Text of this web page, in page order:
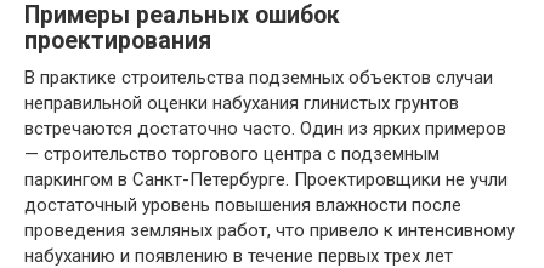
Примеры реальных ошибок
проектирования
В практике строительства подземных объектов случаи
неправильной оценки набухания глинистых грунтов
встречаются достаточно часто. Один из ярких примеров
— строительство торгового центра с подземным
паркингом в Санкт-Петербурге. Проектировщики не учли
достаточный уровень повышения влажности после
проведения земляных работ, что привело к интенсивному
набуханию и появлению в течение первых трех лет